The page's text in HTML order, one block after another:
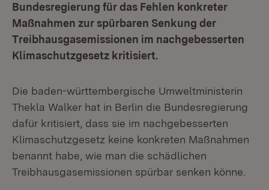
Bundesregierung für das Fehlen konkreter
Maßnahmen zur spürbaren Senkung der
Treibhausgasemissionen im nachgebesserten
Klimaschutzgesetz kritisiert.
Die baden-württembergische Umweltministerin
Thekla Walker hat in Berlin die Bundesregierung
dafür kritisiert, dass sie im nachgebesserten
Klimaschutzgesetz keine konkreten Maßnahmen
benannt habe, wie man die schädlichen
Treibhausgasemissionen spürbar senken könne.